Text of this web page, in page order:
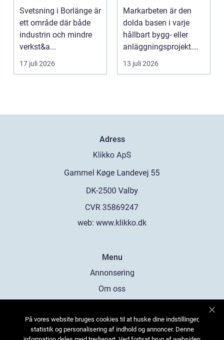
hållbara
konstruktioner
Svetsning i Borlänge är
ett område där både
industrin och mindre
verkst&a...
17 juli 2026
Markarbeten är den
dolda basen i varje
hållbart bygg- eller
anläggningsprojekt.
Oavsett om det gälle...
13 juli 2026
Adress
web: www.klikko.dk
Menu
Annonsering
Om oss
Kontakta oss
Sitemap
På vores website bruges cookies til at huske dine indstillinger,
statistik og personalisering af indhold og annoncer. Denne